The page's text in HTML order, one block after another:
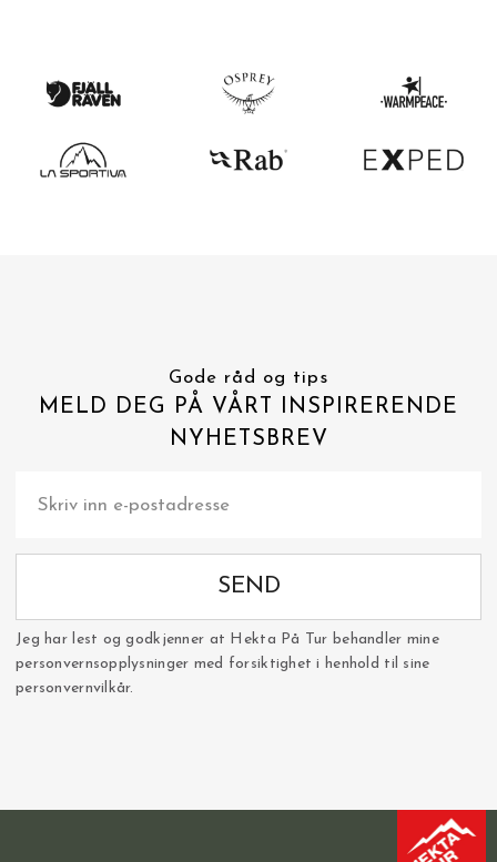
Gode råd og tips
MELD DEG PÅ VÅRT INSPIRERENDE
NYHETSBREV
SEND
Jeg har lest og godkjenner at Hekta På Tur behandler mine
personvernsopplysninger med forsiktighet i henhold til sine
personvernvilkår.